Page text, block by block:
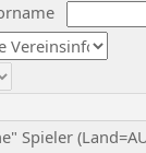
Spieler